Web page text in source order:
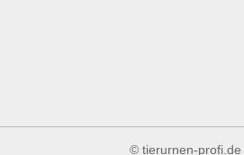
© tierurnen-profi.de